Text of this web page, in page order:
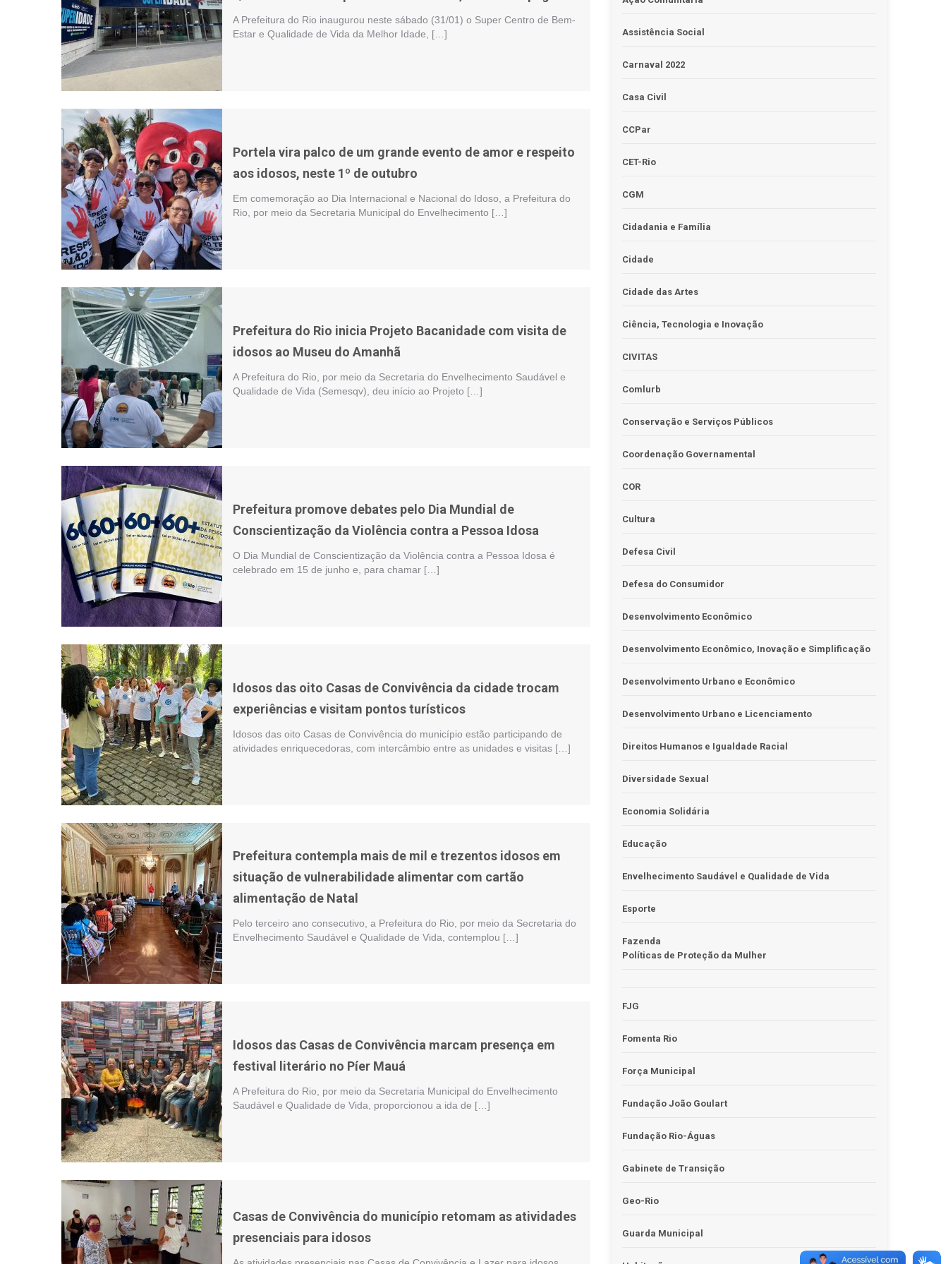
A Prefeitura do Rio inaugurou neste sábado (31/01) o Super Centro de Bem-
Estar e Qualidade de Vida da Melhor Idade, […]
Portela vira palco de um grande evento de amor e respeito
aos idosos, neste 1º de outubro
Em comemoração ao Dia Internacional e Nacional do Idoso, a Prefeitura do
Rio, por meio da Secretaria Municipal do Envelhecimento […]
Prefeitura do Rio inicia Projeto Bacanidade com visita de
idosos ao Museu do Amanhã
A Prefeitura do Rio, por meio da Secretaria do Envelhecimento Saudável e
Qualidade de Vida (Semesqv), deu início ao Projeto […]
Prefeitura promove debates pelo Dia Mundial de
Conscientização da Violência contra a Pessoa Idosa
O Dia Mundial de Conscientização da Violência contra a Pessoa Idosa é
celebrado em 15 de junho e, para chamar […]
Idosos das oito Casas de Convivência da cidade trocam
experiências e visitam pontos turísticos
Idosos das oito Casas de Convivência do município estão participando de
atividades enriquecedoras, com intercâmbio entre as unidades e visitas […]
Prefeitura contempla mais de mil e trezentos idosos em
situação de vulnerabilidade alimentar com cartão
alimentação de Natal
Pelo terceiro ano consecutivo, a Prefeitura do Rio, por meio da Secretaria do
Envelhecimento Saudável e Qualidade de Vida, contemplou […]
Idosos das Casas de Convivência marcam presença em
festival literário no Píer Mauá
A Prefeitura do Rio, por meio da Secretaria Municipal do Envelhecimento
Saudável e Qualidade de Vida, proporcionou a ida de […]
Casas de Convivência do município retomam as atividades
presenciais para idosos
Assistência Social
Carnaval 2022
Casa Civil
CCPar
CET-Rio
CGM
Cidadania e Família
Cidade
Cidade das Artes
Ciência, Tecnologia e Inovação
CIVITAS
Comlurb
Conservação e Serviços Públicos
Coordenação Governamental
COR
Cultura
Defesa Civil
Defesa do Consumidor
Desenvolvimento Econômico
Desenvolvimento Econômico, Inovação e Simplificação
Desenvolvimento Urbano e Econômico
Desenvolvimento Urbano e Licenciamento
Direitos Humanos e Igualdade Racial
Diversidade Sexual
Economia Solidária
Educação
Envelhecimento Saudável e Qualidade de Vida
Esporte
Fazenda
Políticas de Proteção da Mulher
FJG
Fomenta Rio
Força Municipal
Fundação João Goulart
Fundação Rio-Águas
Gabinete de Transição
Geo-Rio
Guarda Municipal